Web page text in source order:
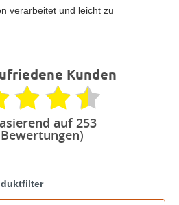
verarbeitet und leicht zu
Kunden
auf 253
Bewertungen)